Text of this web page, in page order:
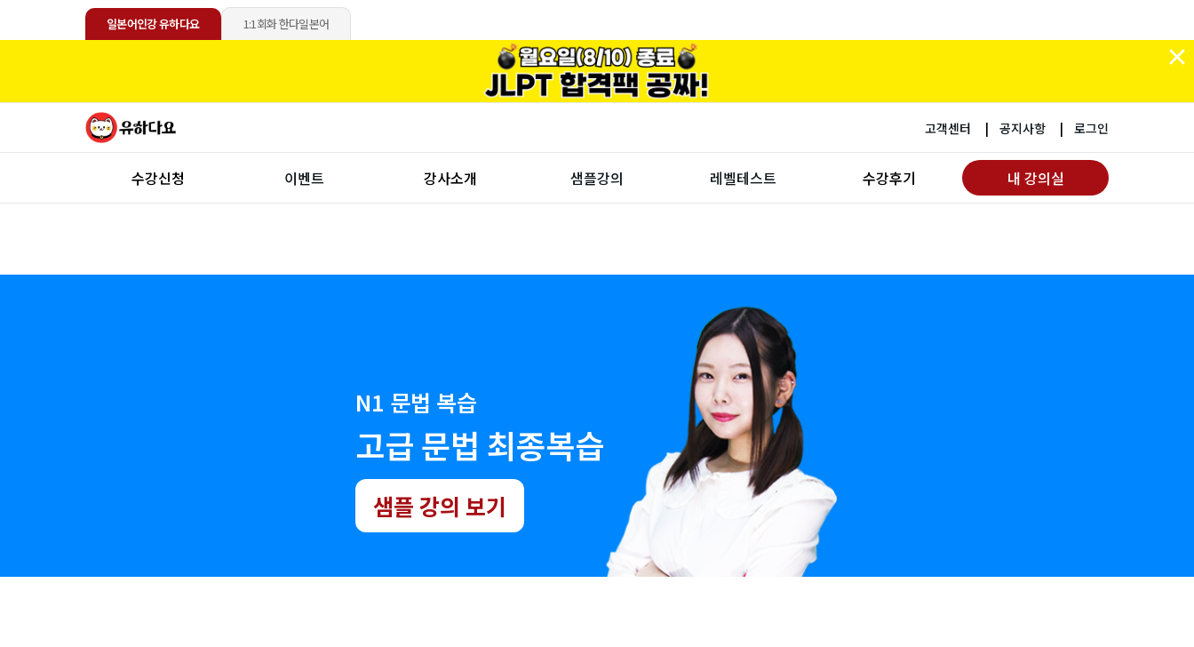
일본어인강 유하다요 1:1회화 한다일본어
고객센터 공지사항 로그인
수강신청 이벤트 강사소개 샘플강의 레벨테스트 수강후기 내 강의실
N1 문법 복습
고급 문법 최종복습
샘플 강의 보기